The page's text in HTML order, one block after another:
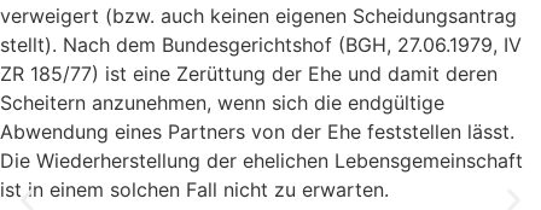
verweigert (bzw. auch keinen eigenen Scheidungsantrag
stellt). Nach dem Bundesgerichtshof (BGH, 27.06.1979, IV
ZR 185/77) ist eine Zerüttung der Ehe und damit deren
Scheitern anzunehmen, wenn sich die endgültige
Abwendung eines Partners von der Ehe feststellen lässt.
Die Wiederherstellung der ehelichen Lebensgemeinschaft
ist in einem solchen Fall nicht zu erwarten.